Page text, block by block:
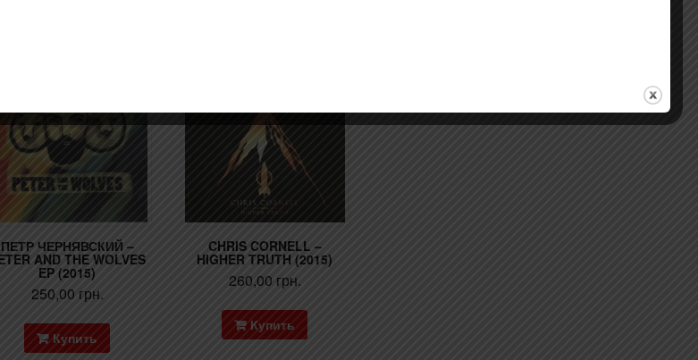
ПЕТР ЧЕРНЯВСКИЙ –
AND THE WOLVES
EP (2015)
250,00 грн.
Купить
CHRIS CORNELL –
HIGHER TRUTH (2015)
260,00 грн.
Купить